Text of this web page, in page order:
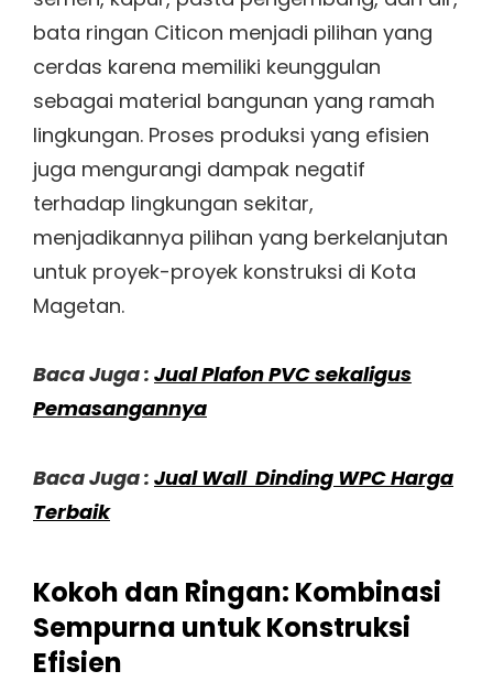
bata ringan Citicon menjadi pilihan yang
cerdas karena memiliki keunggulan
sebagai material bangunan yang ramah
lingkungan. Proses produksi yang efisien
juga mengurangi dampak negatif
terhadap lingkungan sekitar,
menjadikannya pilihan yang berkelanjutan
untuk proyek-proyek konstruksi di Kota
Magetan.
Baca Juga : Jual Plafon PVC sekaligus
Pemasangannya
Baca Juga : Jual Wall Dinding WPC Harga
Terbaik
Kokoh dan Ringan: Kombinasi
Sempurna untuk Konstruksi
Efisien